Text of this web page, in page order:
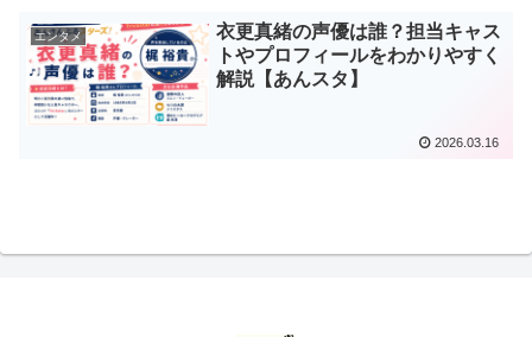
エンタメ
衣更真緒の声優は誰？担当キャス
トやプロフィールをわかりやすく
解説【あんスタ】
2026.03.16